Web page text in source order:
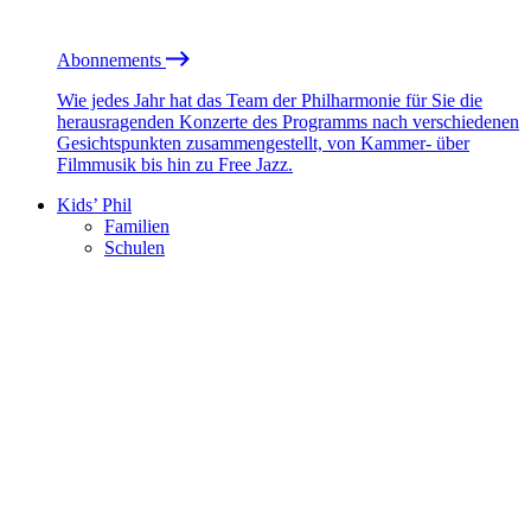
Abonnements
Wie jedes Jahr hat das Team der Philharmonie für Sie die
herausragenden Konzerte des Programms nach verschiedenen
Gesichtspunkten zusammengestellt, von Kammer- über
Filmmusik bis hin zu Free Jazz.
Kids’ Phil
Familien
Schulen